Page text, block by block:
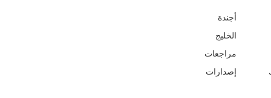
أجندة
الخليج
مراجعات
إصدارات